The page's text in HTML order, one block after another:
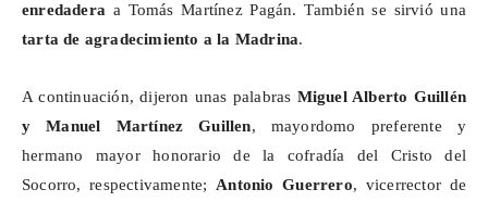
enredadera a Tomás Martínez Pagán. También se sirvió una
tarta de agradecimiento a la Madrina.
A continuación, dijeron unas palabras Miguel Alberto Guillén
y Manuel Martínez Guillen, mayordomo preferente y
hermano mayor honorario de la cofradía del Cristo del
Socorro, respectivamente; Antonio Guerrero, vicerrector de